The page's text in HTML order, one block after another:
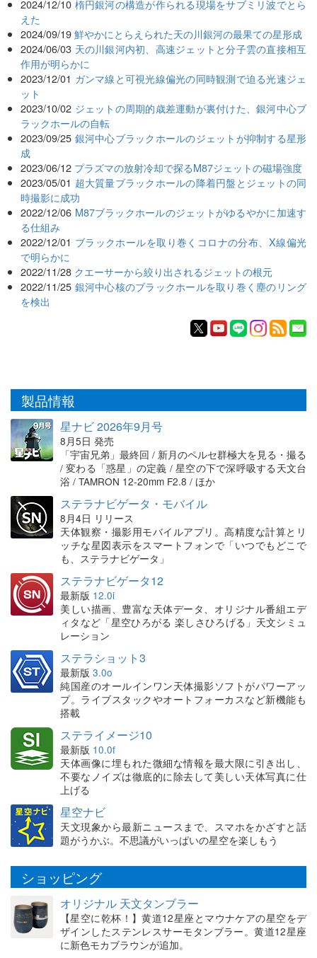
2024/12/10 楕円銀河の構造が作られる現場をサブミリ波でとら
えた
2024/09/19 鮮やかにとらえられた天の川銀河の最果ての星形成
2024/06/03 天の川銀河内初、高速ジェットと分子雲の直接相互
作用が明らかに
2023/12/01 ガンマ線と可視光線偏光の同時観測で迫る光速ジェ
ット
2023/10/02 ジェットの周期的歳差運動が裏付けた、銀河中心ブ
ラックホールの自転
2023/09/25 銀河中心ブラックホールのジェットが抑制する星形
成
2023/06/12 プラズマの放射冷却で探るM87ジェットの磁場強度
2023/05/01 超大質量ブラックホールの降着円盤とジェットの同
時撮影に成功
2022/12/06 M87ブラックホールのジェットがゆるやかに加速す
る仕組み
2022/12/01 ブラックホールを取り巻くコロナの分布、X線偏光
で明らかに
2022/11/28 クエーサーから絞り出されるジェットの根元
2022/11/25 銀河中心核のブラックホールを取り巻く塵のリング
を検出
製品情報
星ナビ 2026年9月号
8月5日 発売
「宇宙兄弟」最終回 / 新月のペルセ群極大を見る・撮る
/ 変わる「惑星」の定義 / 星空の下で深呼吸する天文台
浴 / TAMRON 12-20mm F2.8 / ほか
ステラナビゲータ・モバイル
8月4日 リリース
天体観察・撮影用モバイルアプリ。高精度な計算とリ
ッチな星図表示をスマートフォンで「いつでもどこで
も、ステラナビゲータ」
ステラナビゲータ12
最新版 12.0i
美しい描画、豊富な天体データ、オリジナル番組エデ
ィタなど「星空ひろがる 楽しさひろげる」天文シミュ
レーション
ステラショット3
最新版 3.0o
純国産のオールインワン天体撮影ソフトがパワーアッ
プ。ライブスタックやオートフォーカスなど新機能も
搭載
ステライメージ10
最新版 10.0f
天体画像に埋もれた微細な情報を最大限に引き出し、
不要なノイズは徹底的に除去して美しい天体写真に仕
上げる
星空ナビ
天文現象から最新ニュースまで、スマホをかざすと話
題がうかぶ。不思議がいっぱいの星空を楽しもう
ショッピング
オリジナル 天文タンブラー
【星空に乾杯！】黄道12星座とマウナケアの星空をデ
ザインしたステンレスサーモタンブラー。黄道12星座
に新色モカブラウンが追加。